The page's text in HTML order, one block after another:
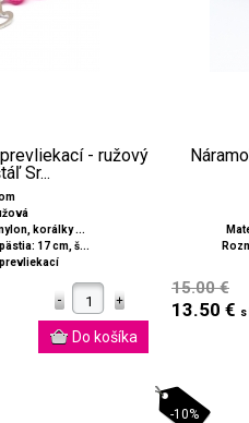
- ružový
Sr...
korálky ...
17 cm, š...
15.00 €
13.50 € s
-10%